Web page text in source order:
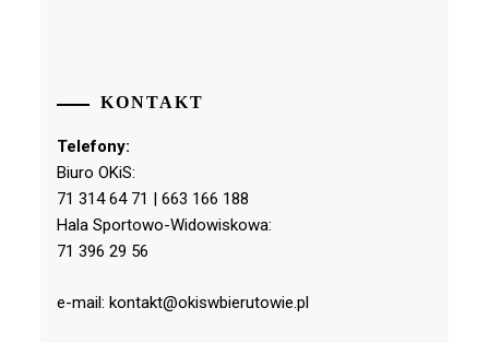
KONTAKT
Telefony:
Biuro OKiS:
71 314 64 71 | 663 166 188
Hala Sportowo-Widowiskowa:
71 396 29 56
e-mail: kontakt@okiswbierutowie.pl